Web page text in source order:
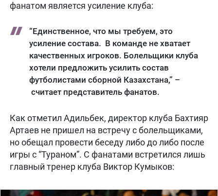
фанатом является усиление клуба:
“Единственное, что мы требуем, это
усиление состава. В команде не хватает
качественных игроков. Болельщики клуба
хотели предложить усилить состав
футболистами сборной Казахстана,” –
считает представитель фанатов.
Как отметил Адильбек, директор клуба Бахтияр
Артаев не пришел на встречу с болельщиками,
но обещал провести беседу либо до либо после
игры с “Тураном”. С фанатами встретился лишь
главный тренер клуба Виктор Кумыков: